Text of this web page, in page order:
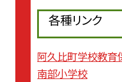
各種リンク
阿久比町学校教育
南部小学校